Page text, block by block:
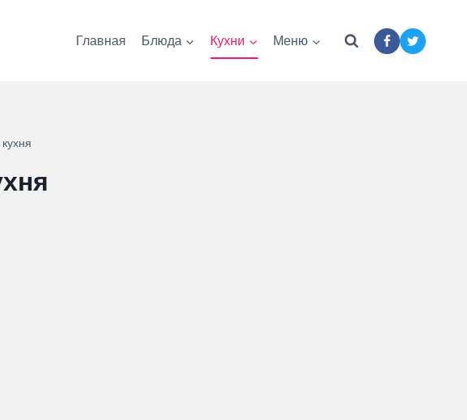
Главная Блюда Кухни Меню